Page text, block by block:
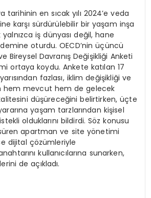
tarihinin en sıcak yılı 2024’e veda
karşı sürdürülebilir bir yaşam inşa
iş dünyası değil, hane
oturdu. OECD’nin üçüncü
Bireysel Davranış Değişikliği Anketi
ortaya koydu. Ankete katılan 17
fazlası, iklim değişikliği ve
hem mevcut hem de gelecek
düşüreceğini belirtirken, üçte
yaşam tarzlarından kişisel
olduklarını bildirdi. Söz konusu
apartman ve site yönetimi
dijital çözümleriyle
kullanıcılarına sunarken,
de açıkladı.